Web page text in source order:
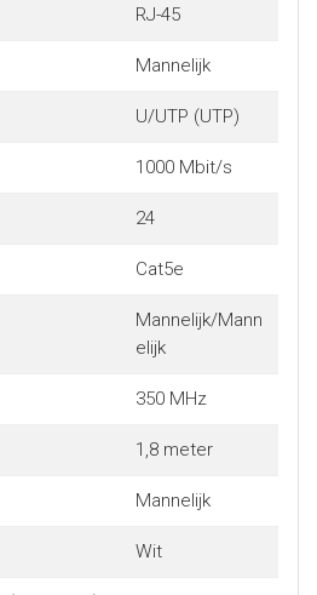
RJ-45
Mannelijk
U/UTP (UTP)
1000 Mbit/s
24
Cat5e
Mannelijk/Mann
elijk
350 MHz
1,8 meter
Mannelijk
Wit